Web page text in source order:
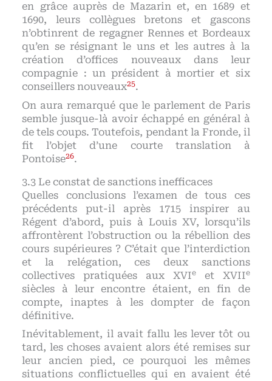
en grâce auprès de Mazarin et, en 1689 et
1690, leurs collègues bretons et gascons
n’obtinrent de regagner Rennes et Bordeaux
qu’en se résignant le uns et les autres à la
création d’offices nouveaux dans leur
compagnie : un président à mortier et six
conseillers nouveaux25.
On aura remarqué que le parlement de Paris
semble jusque-là avoir échappé en général à
de tels coups. Toutefois, pendant la Fronde, il
fit l’objet d’une courte translation à
Pontoise26.
Le constat de sanctions inefficaces
Quelles conclusions l’examen de tous ces
précédents put-il après 1715 inspirer au
Régent d’abord, puis à Louis XV, lorsqu’ils
affrontèrent l’obstruction ou la rébellion des
cours supérieures ? C’était que l’interdiction
et la relégation, ces deux sanctions
collectives pratiquées aux XVIeet XVIIe
siècles à leur encontre étaient, en fin de
compte, inaptes à les dompter de façon
définitive.
Inévitablement, il avait fallu les lever tôt ou
tard, les choses avaient alors été remises sur
leur ancien pied, ce pourquoi les mêmes
situations conflictuelles qui en avaient été